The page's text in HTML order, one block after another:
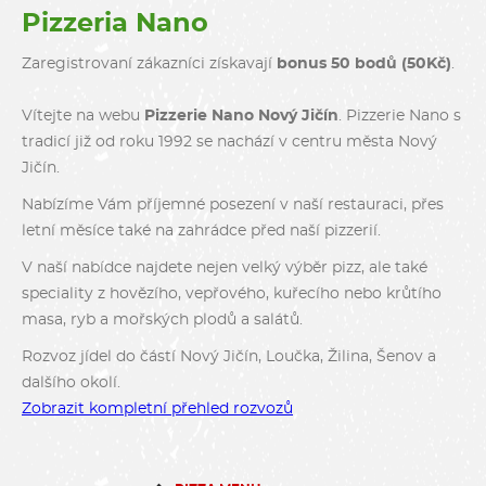
Pizzeria Nano
Zaregistrovaní zákazníci získavají bonus 50 bodů (50Kč)
Vítejte na webu Pizzerie Nano Nový Jičín . Pizzerie Nano s
tradicí již od roku 1992 se nachází v centru města Nový
Jičín.
Nabízíme Vám příjemné posezení v naší restauraci, přes
letní měsíce také na zahrádce před naší pizzerií.
V naší nabídce najdete nejen velký výběr pizz, ale také
speciality z hovězího, vepřového, kuřecího nebo krůtího
masa, ryb a mořských plodů a salátů.
Rozvoz jídel do částí Nový Jičín, Loučka, Žilina, Šenov a
dalšího okolí.
Zobrazit kompletní přehled rozvozů